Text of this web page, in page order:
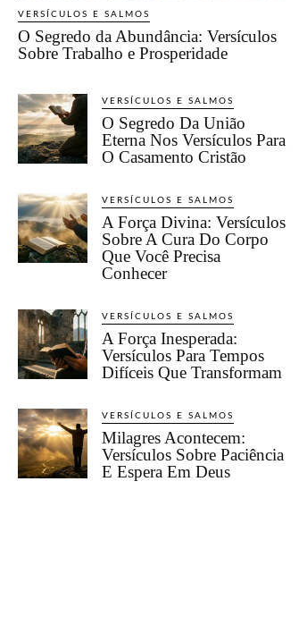
VERSÍCULOS E SALMOS
O Segredo da Abundância: Versículos
Sobre Trabalho e Prosperidade
VERSÍCULOS E SALMOS
O Segredo Da União
Eterna Nos Versículos Para
O Casamento Cristão
VERSÍCULOS E SALMOS
A Força Divina: Versículos
Sobre A Cura Do Corpo
Que Você Precisa
Conhecer
VERSÍCULOS E SALMOS
A Força Inesperada:
Versículos Para Tempos
Difíceis Que Transformam
VERSÍCULOS E SALMOS
Milagres Acontecem:
Versículos Sobre Paciência
E Espera Em Deus